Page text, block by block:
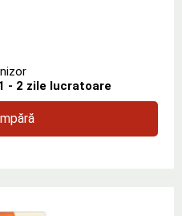
- 2 zile lucratoare